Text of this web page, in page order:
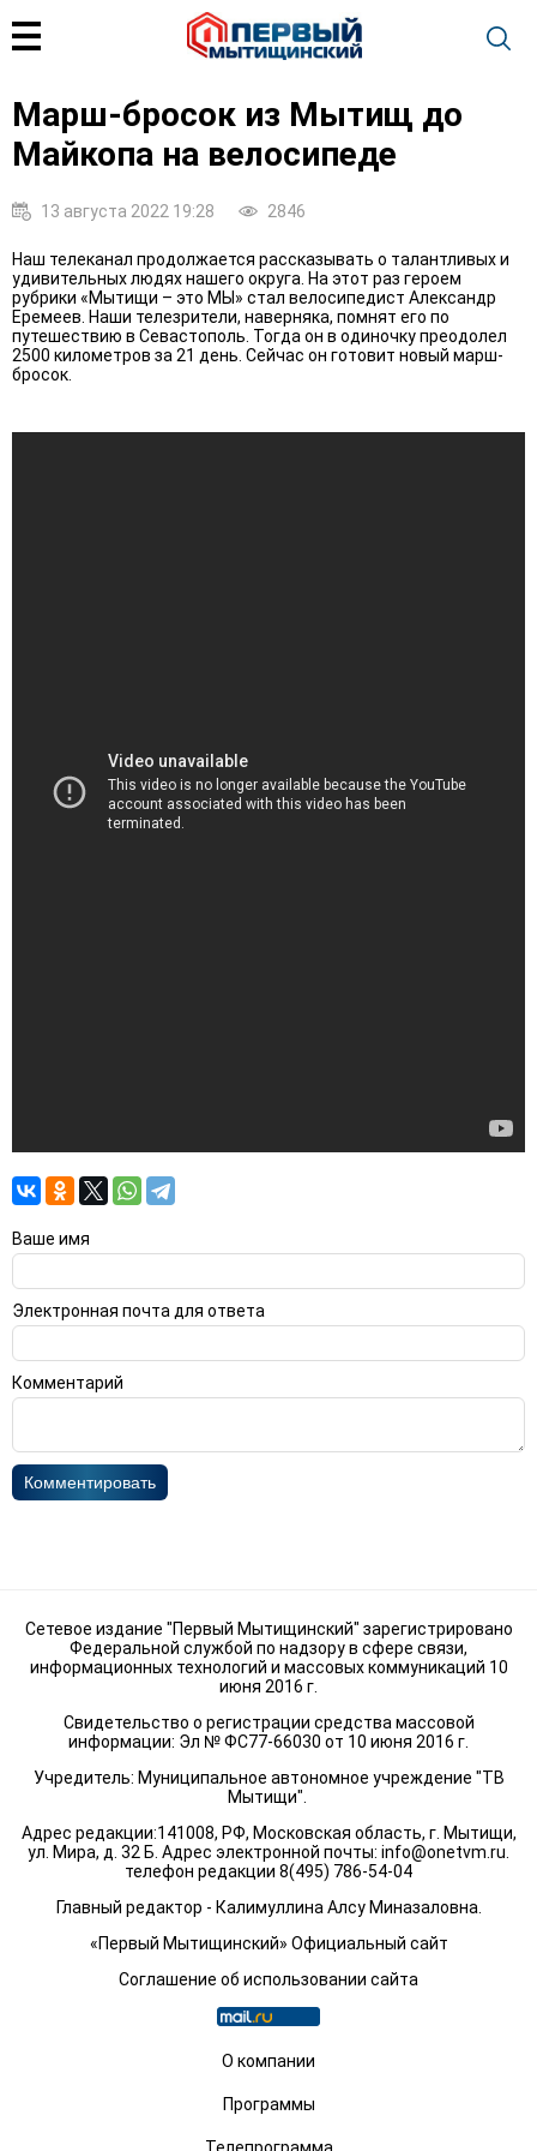
Марш-бросок из Мытищ до
Майкопа на велосипеде
13 августа 2022 19:28 2846
Наш телеканал продолжается рассказывать о талантливых и
удивительных людях нашего округа. На этот раз героем
рубрики «Мытищи – это МЫ» стал велосипедист Александр
Еремеев. Наши телезрители, наверняка, помнят его по
путешествию в Севастополь. Тогда он в одиночку преодолел
2500 километров за 21 день. Сейчас он готовит новый марш-
бросок.
Ваше имя
Электронная почта для ответа
Комментарий
Комментировать
Сетевое издание "Первый Мытищинский" зарегистрировано
Федеральной службой по надзору в сфере связи,
информационных технологий и массовых коммуникаций 10
июня 2016 г.
Свидетельство о регистрации средства массовой
информации: Эл № ФС77-66030 от 10 июня 2016 г.
Учредитель: Муниципальное автономное учреждение "ТВ
Мытищи".
Адрес редакции:141008, РФ, Московская область, г. Мытищи,
ул. Мира, д. 32 Б. Адрес электронной почты: info@onetvm.ru
телефон редакции 8(495) 786-54-04
Главный редактор - Калимуллина Алсу Миназаловна.
«Первый Мытищинский» Официальный сайт
Соглашение об использовании сайта
О компании
Программы